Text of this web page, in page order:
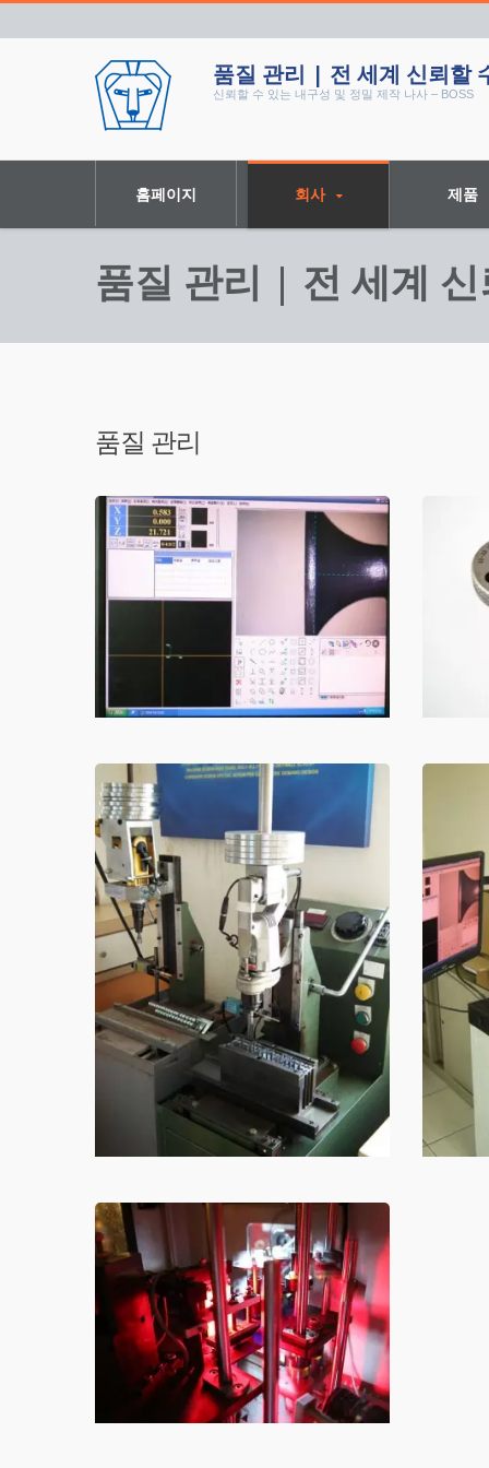
품질 관리 | 전 세계 신뢰할
신뢰할 수 있는 내구성 및 정밀 제작 나사 – BOSS
홈페이지 회사 제품
품질 관리 | 전 세계 신
품질 관리